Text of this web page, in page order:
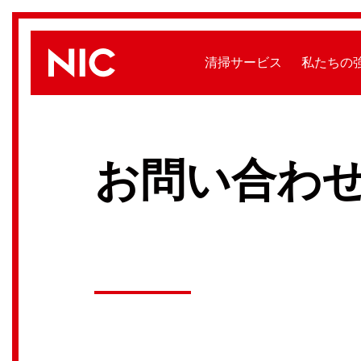
清掃サービス 私たちの
お問い合わ